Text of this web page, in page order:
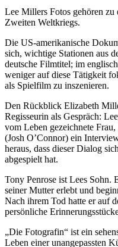
Lee Millers Fotos gehören
Zweiten Weltkriegs.
Die US-amerikanische
sich, wichtige Stationen aus
deutsche Filmtitel; im
weniger auf diese Tätigkeit
als Spielfilm zu inszenieren.
Den Rückblick Elizabeth
Regisseurin als Gespräch:
vom Leben gezeichnete
(Josh O’Connor) ein
heraus, dass dieser Dialog
abgespielt hat.
Tony Penrose ist Lees Sohn.
seiner Mutter erlebt und
Nach ihrem Tod hatte er auf
persönliche
„Die Fotografin“ ist ein
Leben einer unangepassten